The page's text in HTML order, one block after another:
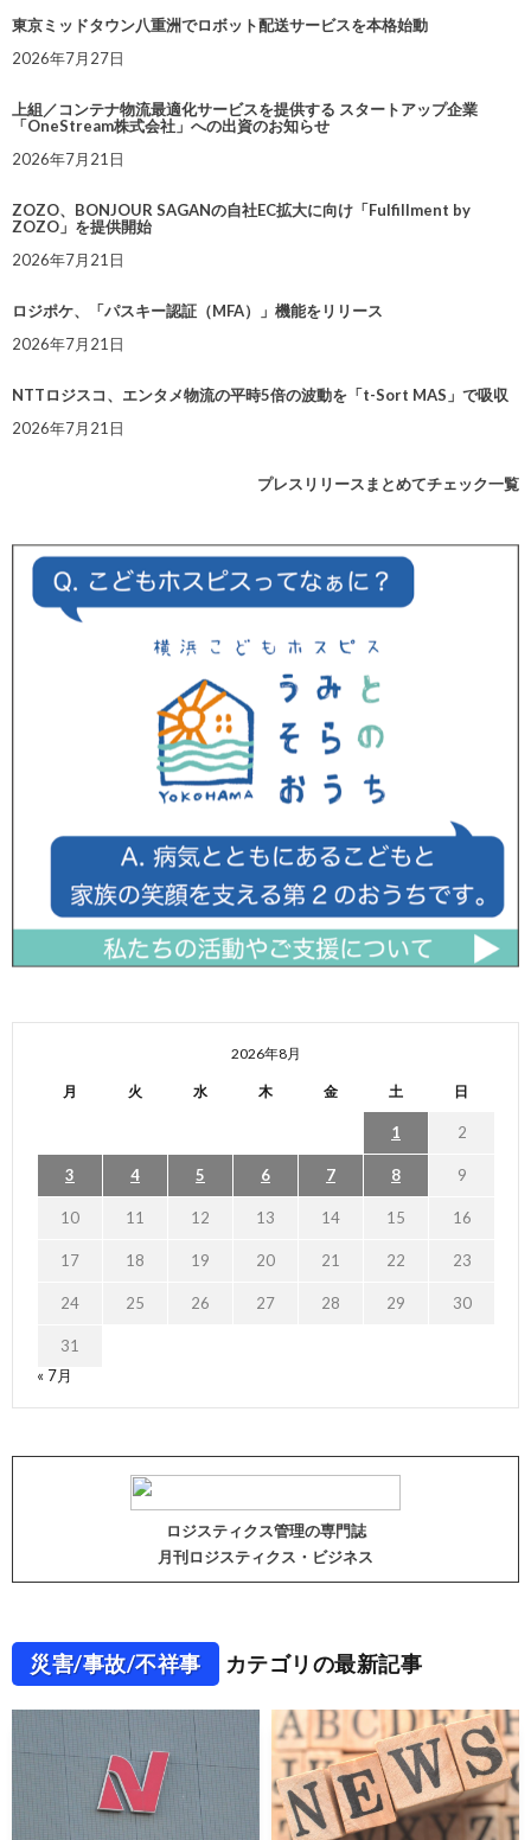
東京ミッドタウン八重洲でロボット配送サービスを本格始動
2026年7月27日
上組／コンテナ物流最適化サービスを提供する スタートアップ企業
「OneStream株式会社」への出資のお知らせ
2026年7月21日
ZOZO、BONJOUR SAGANの自社EC拡大に向け「Fulfillment by
ZOZO」を提供開始
2026年7月21日
ロジポケ、「パスキー認証（MFA）」機能をリリース
2026年7月21日
NTTロジスコ、エンタメ物流の平時5倍の波動を「t-Sort MAS」で吸収
2026年7月21日
プレスリリースまとめてチェック一覧
2026年8月
月 火 水 木 金 土 日
1 2
3 4 5 6 7 8 9
10 11 12 13 14 15 16
17 18 19 20 21 22 23
24 25 26 27 28 29 30
31
« 7月
ロジスティクス管理の専門誌
月刊ロジスティクス・ビジネス
災害/事故/不祥事 カテゴリの最新記事